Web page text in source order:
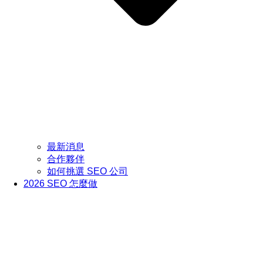
最新消息
合作夥伴
如何挑選 SEO 公司
2026 SEO 怎麼做